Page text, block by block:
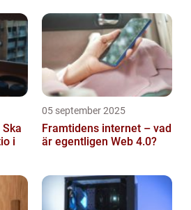
i
05 september 2025
Framtidens internet – vad
är egentligen Web 4.0?